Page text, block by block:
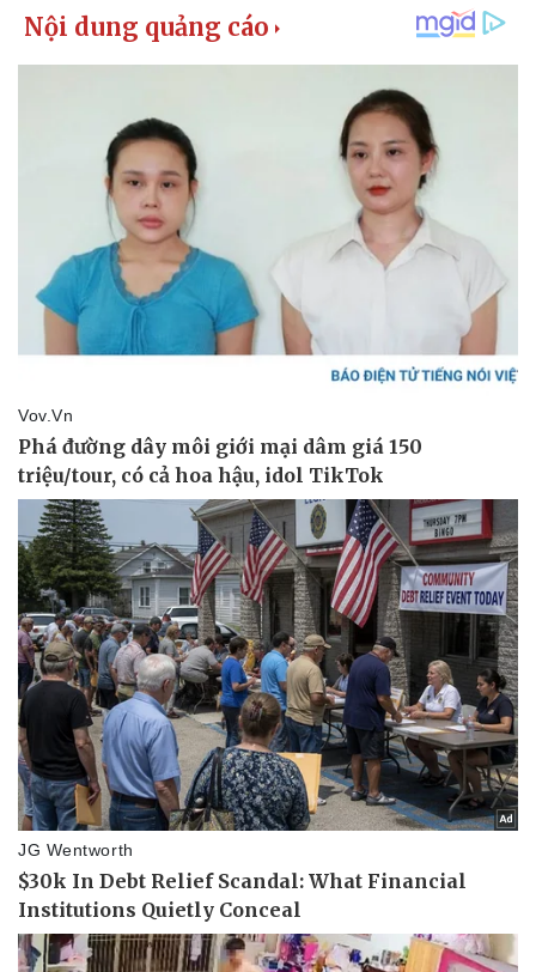
Thể thao
Bóng đá
Lịch thi đấu bóng đá
Thế giới thể thao
eSports
Hậu trường
Ô tô - Xe máy
Ô tô
Xe máy
Tư vấn